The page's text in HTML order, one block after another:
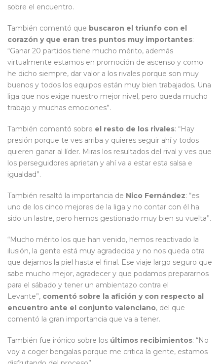
sobre el encuentro.
También comentó que buscaron el triunfo con el
corazón y que eran tres puntos muy importantes:
“Ganar 20 partidos tiene mucho mérito, además
virtualmente estamos en promoción de ascenso y como
he dicho siempre, dar valor a los rivales porque son muy
buenos y todos los equipos están muy bien trabajados. Una
liga que nos exige nuestro mejor nivel, pero queda mucho
trabajo y muchas emociones”.
También comentó sobre el resto de los rivales: “Hay
presión porque te ves arriba y quieres seguir ahí y todos
quieren ganar al líder. Miras los resultados del rival y ves que
los perseguidores aprietan y ahí va a estar esta salsa e
igualdad”.
También resaltó la importancia de Nico Fernández: “es
uno de los cinco mejores de la liga y no contar con él ha
sido un lastre, pero hemos gestionado muy bien su vuelta”.
“Mucho mérito los que han venido, hemos reactivado la
ilusión, la gente está muy agradecida y no nos queda otra
que dejarnos la piel hasta el final. Ese viaje largo seguro que
sabe mucho mejor, agradecer y que podamos prepararnos
para el sábado y tener un ambientazo contra el
Levante”, comentó sobre la afición y con respecto al
encuentro ante el conjunto valenciano, del que
comentó la gran importancia que va a tener.
También fue irónico sobre los últimos recibimientos: “No
voy a coger bengalas porque me critica la gente, estamos